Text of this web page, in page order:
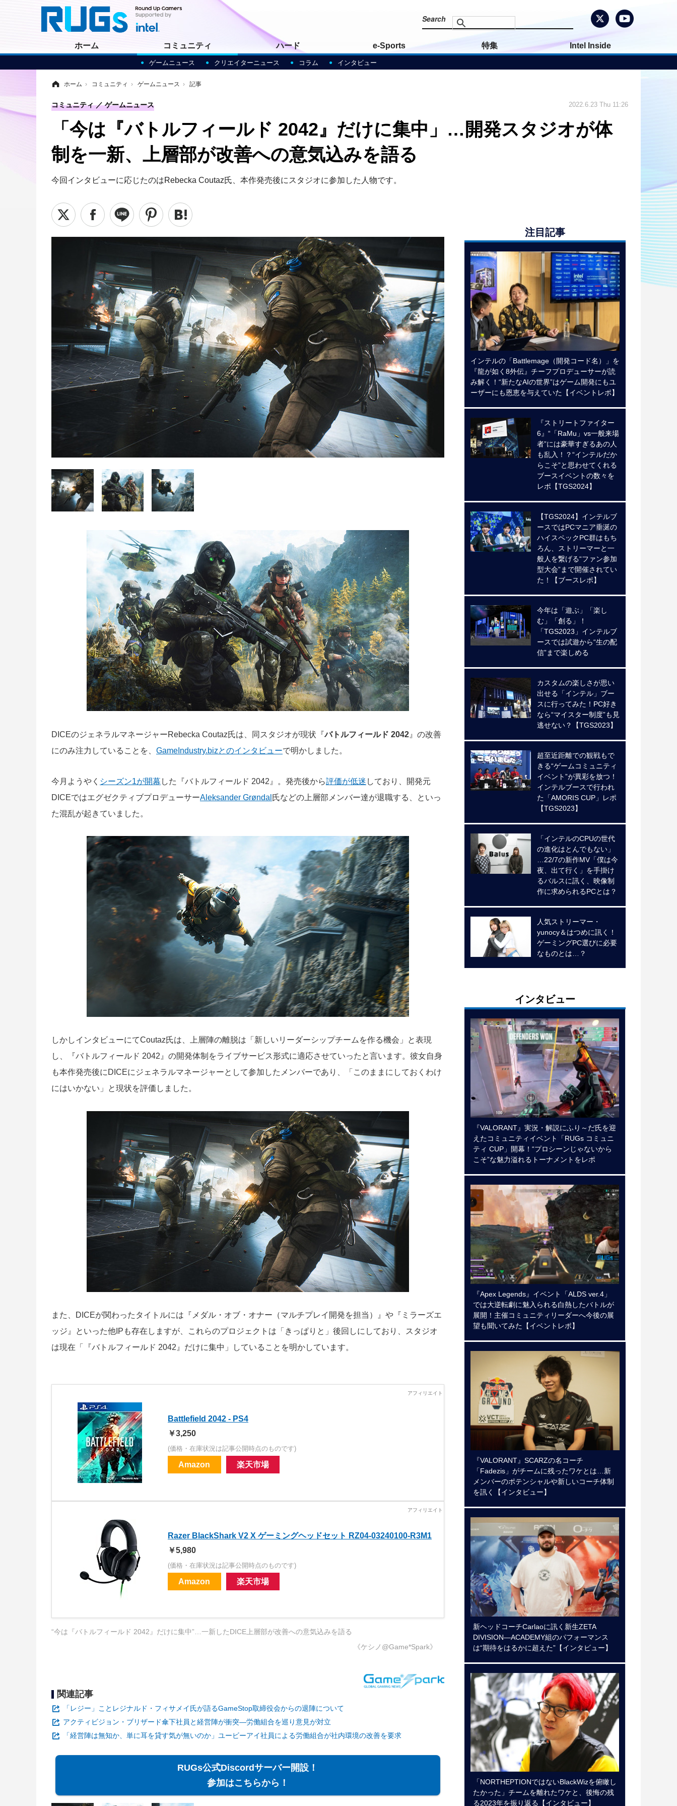
ホーム コミュニティ
ゲームニュース クリエイターニュース コラム インタビュー
ハード e-Sports 特集 Intel Inside
ホーム › コミュニティ › ゲームニュース › 記事
「今は『バトルフィールド 2042』だけに集中」…開発スタジオが体
制を一新、上層部が改善への意気込みを語る
今回インタビューに応じたのはRebecka Coutaz氏、本作発売後にスタジオに参加した人物です。
コミュニティ ゲームニュース 2022.6.23 Thu 11:26
DICEのジェネラルマネージャーRebecka Coutaz氏は、同スタジオが現状『バトルフィールド 2042 』の改善
にのみ注力していることを、 GameIndustry.bizとのインタビューで明かしました。
今月ようやく シーズン1が開幕 した『バトルフィールド 2042』。発売後から評価が低迷 しており、開発元
DICEではエグゼクティブプロデューサーAleksander Grøndal氏などの上層部メンバー達が退職する、といっ
た混乱が起きていました。
しかしインタビューにてCoutaz氏は、上層陣の離脱は「新しいリーダーシップチームを作る機会」と表現
し、『バトルフィールド 2042』の開発体制をライブサービス形式に適応させていったと言います。彼女自身
も本作発売後にDICEにジェネラルマネージャーとして参加したメンバーであり、「このままにしておくわけ
にはいかない」と現状を評価しました。
また、DICEが関わったタイトルには『メダル・オブ・オナー（マルチプレイ開発を担当）』や『ミラーズエ
ッジ』といった他IPも存在しますが、これらのプロジェクトは「きっぱりと」後回しにしており、スタジオ
は現在「『バトルフィールド 2042』だけに集中」していることを明かしています。
Battlefield 2042 - PS4
￥3,250
(価格・在庫状況は記事公開時点のものです)
Amazon 楽天市場
Razer BlackShark V2 X ゲーミングヘッドセット RZ04-03240100-R3M1
￥5,980
(価格・在庫状況は記事公開時点のものです)
Amazon 楽天市場
“今は『バトルフィールド 2042』だけに集中”…一新したDICE上層部が改善への意気込みを語る
《ケシノ@Game*Spark》
関連記事
「レジー」ことレジナルド・フィサメイ氏が語るGameStop取締役会からの退陣について
アクティビジョン・ブリザード傘下社員と経営陣が衝突―労働組合を巡り意見が対立
「経営陣は無知か、単に耳を貸す気が無いのか」ユービーアイ社員による労働組合が社内環境の改善を要求
RUGs公式Discordサーバー開設！
参加はこちらから！
注目記事
インテルの「Battlemage（開発コード名）」を
『龍が如く8外伝』チーフプロデューサーが読
み解く！“新たなAIの世界”はゲーム開発にもユ
ーザーにも恩恵を与えていた【イベントレポ】
『ストリートファイター
6』“「RaMu」vs一般来場
者”には豪華すぎるあの人
も乱入！？“インテルだか
らこそ”と思わせてくれる
ブースイベントの数々を
レポ【TGS2024】
【TGS2024】インテルブ
ースではPCマニア垂涎の
ハイスペックPC群はもち
ろん、ストリーマーと一
般人を繋げる“ファン参加
型大会”まで開催されてい
た！【ブースレポ】
今年は「遊ぶ」「楽し
む」「創る」！
「TGS2023」インテルブ
ースでは試遊から“生の配
信”まで楽しめる
カスタムの楽しさが思い
出せる「インテル」ブー
スに行ってみた！PC好き
なら“マイスター制度”も見
逃せない？【TGS2023】
超至近距離での観戦もで
きる“ゲームコミュニティ
イベント”が異彩を放つ！
インテルブースで行われ
た「AMORIS CUP」レポ
【TGS2023】
「インテルのCPUの世代
の進化はとんでもない」
…22/7の新作MV「僕は今
夜、出て行く」を手掛け
るバルスに訊く、映像制
作に求められるPCとは？
人気ストリーマー・
yunocy＆はつめに訊く！
ゲーミングPC選びに必要
なものとは…？
インタビュー
『VALORANT』実況・解説にふり～だ氏を迎
えたコミュニティイベント「RUGs コミュニ
ティ CUP」開幕！“プロシーンじゃないから
こそ”な魅力溢れるトーナメントをレポ
『Apex Legends』イベント「ALDS ver.4」
では大逆転劇に魅入られる白熱したバトルが
展開！主催コミュニティリーダーへ今後の展
望も聞いてみた【イベントレポ】
『VALORANT』SCARZの名コーチ
「Fadezis」がチームに残ったワケとは…新
メンバーのポテンシャルや新しいコーチ体制
を訊く【インタビュー】
新ヘッドコーチCarlaoに訊く新生ZETA
DIVISION―ACADEMY組のパフォーマンス
は“期待をはるかに超えた”【インタビュー】
「NORTHEPTIONではないBlackWizを俯瞰し
たかった」チームを離れたワケと、後悔の残
る2023年を振り返る【インタビュー】